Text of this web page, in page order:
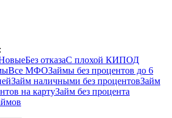
Без отказаС плохой КИПОД
Все МФОЗаймы без процентов до 6
Займ наличными без процентовЗайм
на картуЗайм без процента